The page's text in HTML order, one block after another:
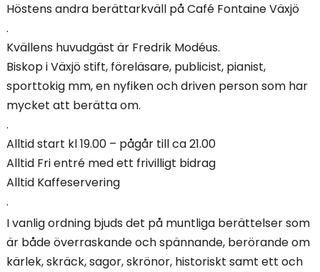
Höstens andra berättarkväll på Café Fontaine Växjö
.
Kvällens huvudgäst är Fredrik Modéus.
Biskop i Växjö stift, föreläsare, publicist, pianist,
sporttokig mm, en nyfiken och driven person som har
mycket att berätta om.
.
Alltid start kl 19.00 – pågår till ca 21.00
Alltid Fri entré med ett frivilligt bidrag
Alltid Kaffeservering
.
I vanlig ordning bjuds det på muntliga berättelser som
är både överraskande och spännande, berörande om
kärlek, skräck, sagor, skrönor, historiskt samt ett och